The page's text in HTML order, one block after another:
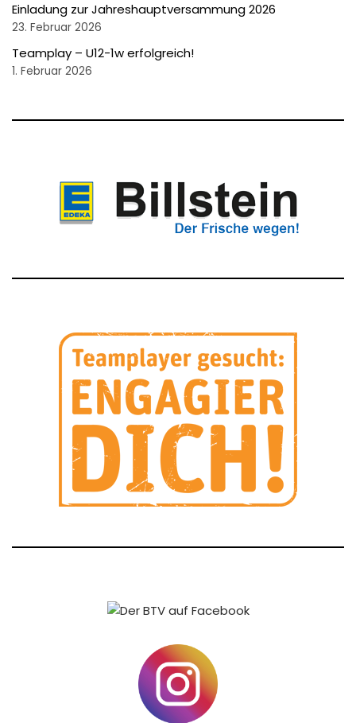
Einladung zur Jahreshauptversammung 2026
23. Februar 2026
Teamplay – U12-1w erfolgreich!
1. Februar 2026